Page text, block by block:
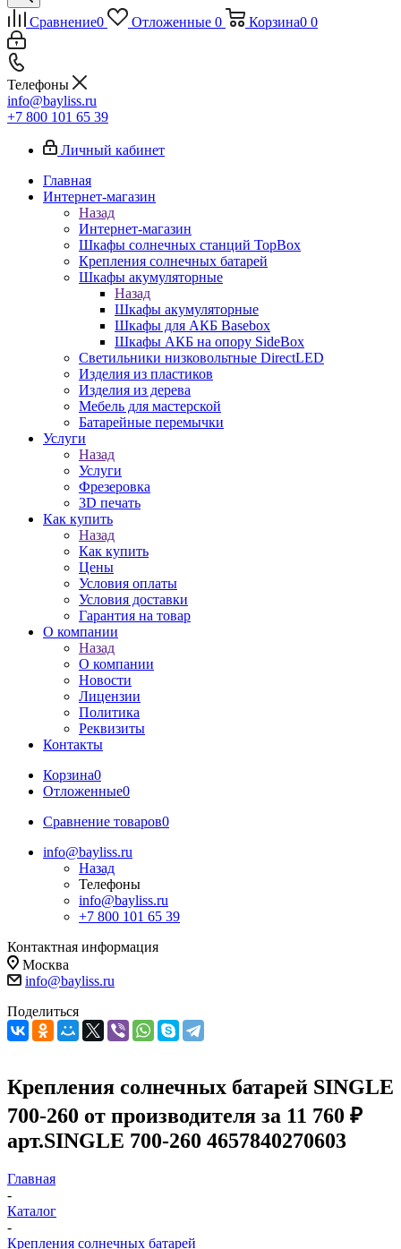
Сравнение0 Отложенные 0 Корзина0 0
Телефоны
info@bayliss.ru
+7 800 101 65 39
Личный кабинет
Главная
Интернет-магазин
Назад
Интернет-магазин
Шкафы солнечных станций TopBox
Крепления солнечных батарей
Шкафы акумуляторные
Назад
Шкафы акумуляторные
Шкафы для АКБ Basebox
Шкафы АКБ на опору SideBox
Светильники низковольтные DirectLED
Изделия из пластиков
Изделия из дерева
Мебель для мастерской
Батарейные перемычки
Услуги
Назад
Услуги
Фрезеровка
3D печать
Как купить
Назад
Как купить
Цены
Условия оплаты
Условия доставки
Гарантия на товар
О компании
Назад
О компании
Новости
Лицензии
Политика
Реквизиты
Контакты
Корзина0
Отложенные0
Сравнение товаров0
info@bayliss.ru
Назад
Телефоны
info@bayliss.ru
+7 800 101 65 39
Контактная информация
Москва
info@bayliss.ru
Поделиться
Крепления солнечных батарей SINGLE
700-260 от производителя за 11 760 ₽
арт.SINGLE 700-260 4657840270603
Главная
-
Каталог
-
Крепления солнечных батарей